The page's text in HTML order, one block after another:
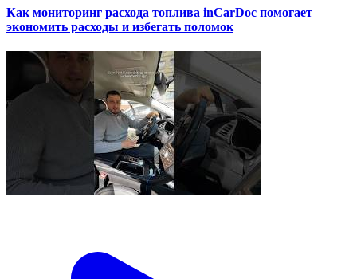
Как мониторинг расхода топлива inCarDoc помогает
экономить расходы и избегать поломок